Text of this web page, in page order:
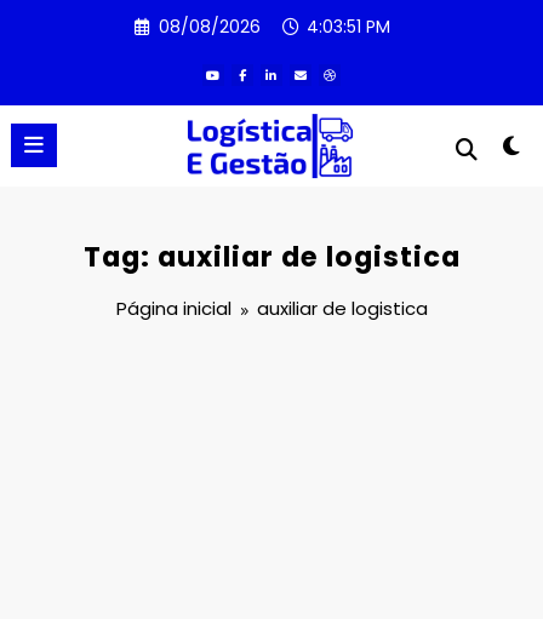
08/08/2026 4:03:51 PM
Tag: auxiliar de logistica
Página inicial auxiliar de logistica